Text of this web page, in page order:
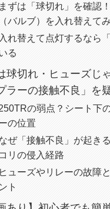
まずは「球切れ」を確認
（バルブ）を入れ替えて
入れ替えて点灯するなら
る
球切れ・ヒューズじ
ラーの接触不良」を
の弱点？シート下
の位置
ぜ「接触不良」が起き
コリの侵入経路
ヒューズやリレーの故障
ント